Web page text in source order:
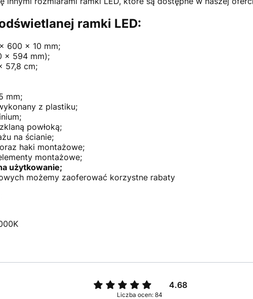
ramki LED:
600 x 10 mm;
x 594 mm);
57,8 cm;
mm;
z plastiku;
powłoką;
na ścianie;
haki montażowe;
montażowe;
użytkowanie;
możemy zaoferować korzystne rabaty
4.68
Liczba ocen: 84